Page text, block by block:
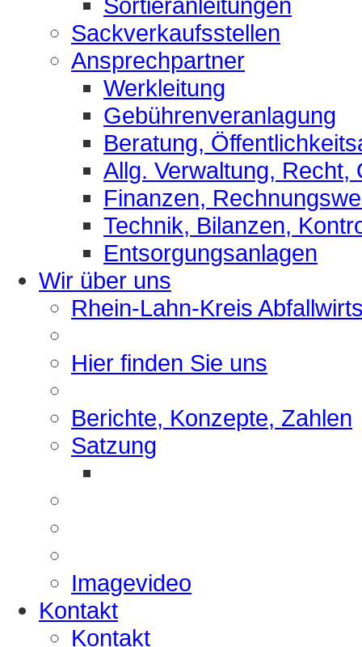
Sackverkaufsstellen
Ansprechpartner
Werkleitung
Gebührenveranlagung
Beratung,
Allg. Verwaltung, Recht,
Finanzen,
Technik, Bilanzen,
Entsorgungsanlagen
Wir über uns
Rhein-Lahn-Kreis
Hier finden Sie uns
Berichte, Konzepte, Zahlen
Satzung
Imagevideo
Kontakt
Kontakt